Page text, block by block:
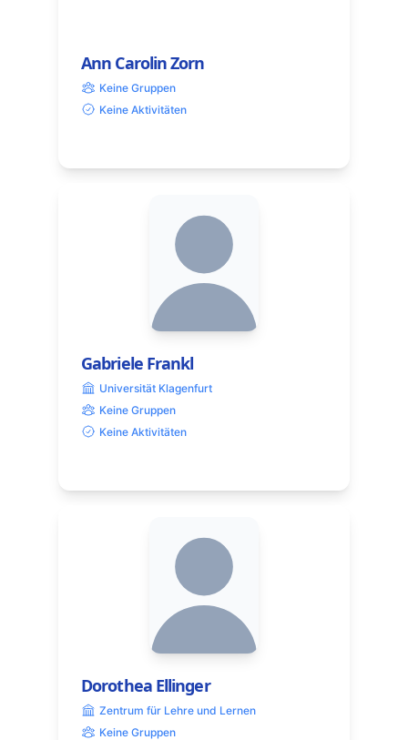
Ann Carolin Zorn
Keine Gruppen
Keine Aktivitäten
Gabriele Frankl
Universität Klagenfurt
Keine Gruppen
Keine Aktivitäten
Dorothea Ellinger
Zentrum für Lehre und Lernen
Keine Gruppen